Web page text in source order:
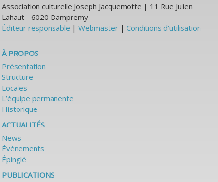
Association culturelle Joseph Jacquemotte | 11 Rue Julien
Lahaut - 6020 Dampremy
Éditeur responsable |Webmaster |Conditions d'utilisation
À PROPOS
Présentation
Structure
Locales
L’équipe permanente
Historique
ACTUALITÉS
News
Événements
Épinglé
PUBLICATIONS